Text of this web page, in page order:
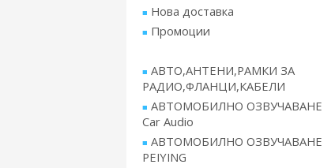
Нова доставка
Промоции
АВТО,АНТЕНИ,РАМКИ ЗА
РАДИО,ФЛАНЦИ,КАБЕЛИ
АВТОМОБИЛНО ОЗВУЧАВАНЕ
Car Audio
АВТОМОБИЛНО ОЗВУЧАВАНЕ
PEIYING